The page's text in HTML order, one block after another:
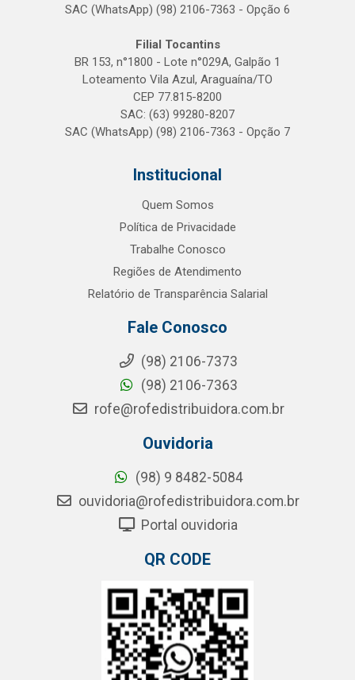
SAC (WhatsApp) (98) 2106-7363 - Opção 6
Filial Tocantins
BR 153, n°1800 - Lote n°029A, Galpão 1
Loteamento Vila Azul, Araguaína/TO
CEP 77.815-8200
SAC: (63) 99280-8207
SAC (WhatsApp) (98) 2106-7363 - Opção 7
Institucional
Quem Somos
Política de Privacidade
Trabalhe Conosco
Regiões de Atendimento
Relatório de Transparência Salarial
Fale Conosco
(98) 2106-7373
(98) 2106-7363
rofe@rofedistribuidora.com.br
Ouvidoria
(98) 9 8482-5084
ouvidoria@rofedistribuidora.com.br
Portal ouvidoria
QR CODE